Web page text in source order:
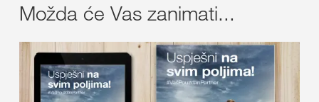
Možda će Vas zanimati...